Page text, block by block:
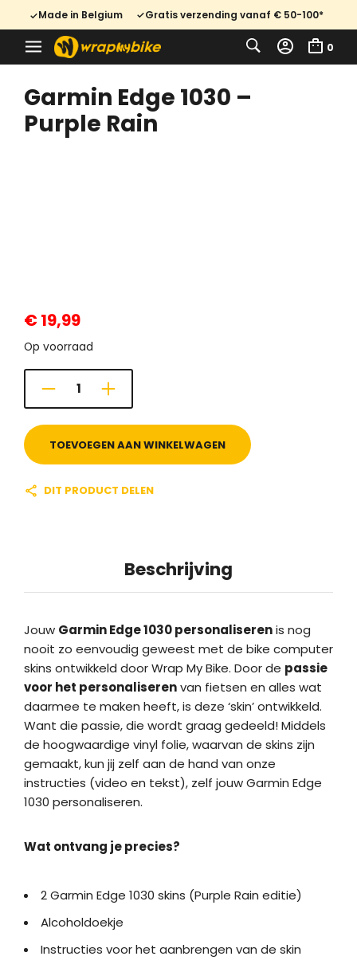
Made in Belgium Gratis verzending vanaf € 50-100*
0
Garmin Edge 1030 –
Purple Rain
€19,99
Op voorraad
TOEVOEGEN AAN WINKELWAGEN
DIT PRODUCT DELEN
Beschrijving
Jouw Garmin Edge 1030 personaliserenis nog
nooit zo eenvoudig geweest met de bike computer
skins ontwikkeld door Wrap My Bike. Door de passie
voor het personaliserenvan fietsen en alles wat
daarmee te maken heeft, is deze ‘skin’ ontwikkeld.
Want die passie, die wordt graag gedeeld! Middels
de hoogwaardige vinyl folie, waarvan de skins zijn
gemaakt, kun jij zelf aan de hand van onze
instructies (video en tekst), zelf jouw Garmin Edge
1030 personaliseren.
Wat ontvang je precies?
2 Garmin Edge 1030 skins (Purple Rain editie)
Alcoholdoekje
Instructies voor het aanbrengen van de skin